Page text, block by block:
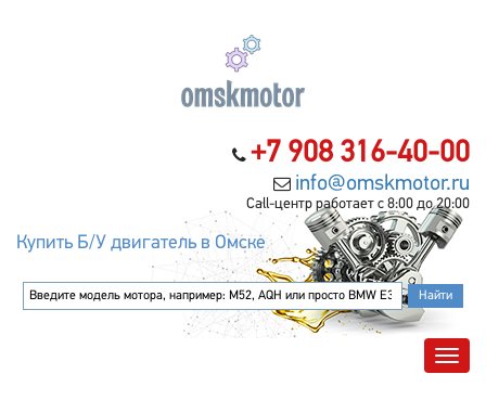
+7 908 316-40-00
info@omskmotor.ru
Call-центр работает с 8:00 до 20:00
Купить Б/У двигатель в Омске